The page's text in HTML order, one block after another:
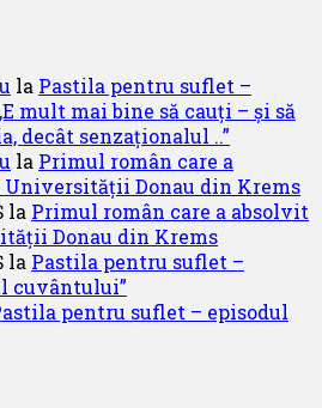
la Pastila pentru suflet –
mult mai bine să cauți – și să
decât senzaționalul ..”
la Primul român care a
Donau din Krems
la Primul român care a absolvit
Donau din Krems
la Pastila pentru suflet –
cuvântului”
pentru suflet – episodul